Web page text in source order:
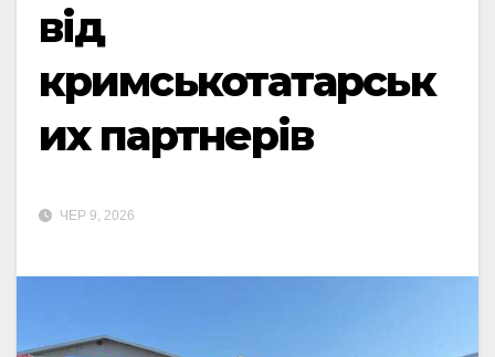
від
кримськотатарськ
их партнерів
ЧЕР 9, 2026